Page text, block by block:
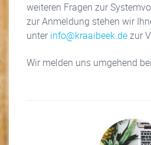
weiteren Fragen zur
zur Anmeldung stehen wir
unter info@kraaibeek.dezur
Wir melden uns umgehend